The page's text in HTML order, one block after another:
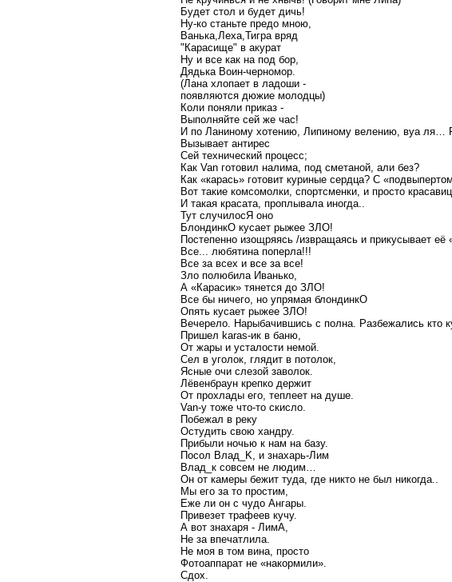
Будет стол и будет дичь!
Ну-ко станьте предо мною,
Ванька,Леха,Тигра вряд
"Карасище" в акурат
Ну и все как на под бор,
Дядька Воин-черномор.
(Лана хлопает в ладоши -
появляются дюжие молодцы)
Коли поняли приказ -
Выполняйте сей же час!
И по Ланиному хотению, Липиному велению, вуа ля…
Вызывает антирес
Сей технический процесс;
Как Van готовил налима, под сметаной, али без?
Как «карась» готовит куриные сердца? С
Вот такие комсомолки, спортсменки, и просто
И такая красата, проплывала иногда..
Тут случилосЯ оно
БлондинкО кусает рыжее ЗЛО!
Постепенно изощряясь /извращаясь и прикусывает её
Все... любятина поперла!!!
Все за всех и все за все!
Зло полюбила Иванько,
А «Карасик» тянется до ЗЛО!
Все бы ничего, но упрямая блондинкО
Опять кусает рыжее ЗЛО!
Вечерело. Нарыбачившись с полна. Разбежались кто
Пришел karas-ик в баню,
От жары и усталости немой.
Сел в уголок, глядит в потолок,
Ясные очи слезой заволок.
Лёвенбраун крепко держит
От прохлады его, теплеет на душе.
Van-у тоже что-то скисло.
Побежал в реку
Остудить свою хандру.
Прибыли ночью к нам на базу.
Посол Влад_K, и знахарь-Лим
Влад_к совсем не людим…
Он от камеры бежит туда, где никто не был никогда..
Мы его за то простим,
Еже ли он с чудо Ангары.
Привезет трафеев кучу.
А вот знахаря - ЛимА,
Не за впечатлила.
Не моя в том вина, просто
Фотоаппарат не «накормили».
Сдох.